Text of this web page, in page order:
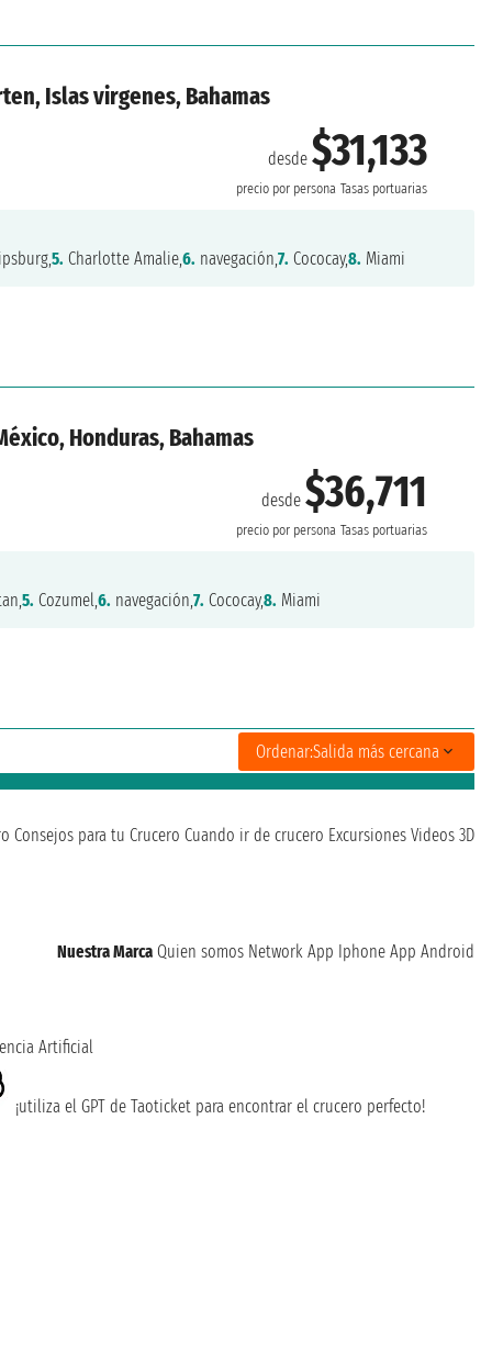
Islas virgenes, Bahamas
desde$31,133
precio por persona Tasas portuarias
5. Charlotte Amalie,6. navegación,7. Cococay,8. Miami
Honduras, Bahamas
desde$36,711
precio por persona Tasas portuarias
5. Cozumel,6. navegación,7. Cococay,8. Miami
Ordenar:Salida más cercana
Consejos para tu Crucero Cuando ir de crucero Excursiones Videos 3D
Nuestra Marca Quien somos Network App Iphone App Android
Artificial
¡utiliza el GPT de Taoticket para encontrar el crucero perfecto!